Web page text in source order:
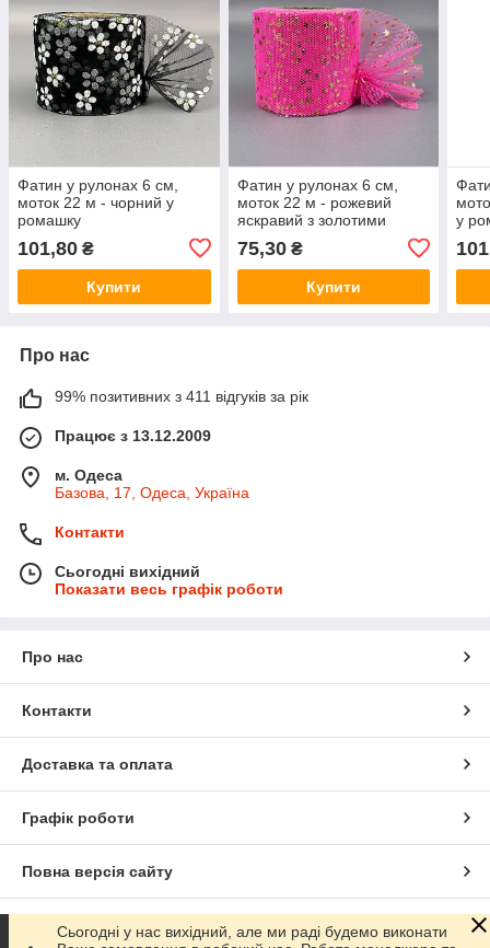
Фатин у рулонах 6 см,
моток 22 м - чорний у
ромашку
101,80 ₴
Купити
Фатин у рулонах 6 см,
моток 22 м - рожевий
яскравий з золотими
75,30₴
Купити
у
Про нас
99% позитивних з 411 відгуків за рік
Працює з 13.12.2009
м. Одеса
Базова, 17, Одеса, Україна
Контакти
Сьогодні вихідний
Показати весь графік роботи
Про нас
Контакти
Доставка та оплата
Графік роботи
Повна версія сайту
Сайт створено на маркетплейсі Prom.ua
Сьогодні у нас вихідний, але ми раді будемо виконати